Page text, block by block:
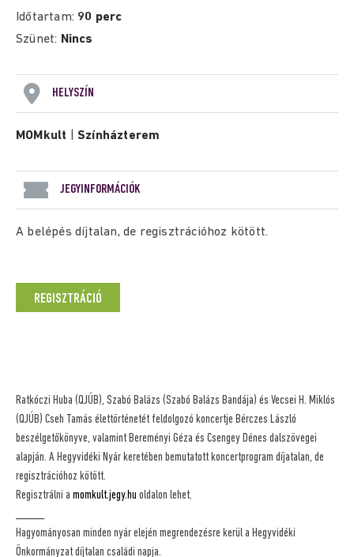
Időtartam: 90 perc
Szünet: Nincs
HELYSZÍN
MOMkult |Színházterem
JEGYINFORMÁCIÓK
A belépés díjtalan, de regisztrációhoz kötött.
REGISZTRÁCIÓ
Ratkóczi Huba (QJÚB), Szabó Balázs (Szabó Balázs Bandája) és Vecsei H. Miklós
(QJÚB) Cseh Tamás élettörténetét feldolgozó koncertje Bérczes László
beszélgetőkönyve, valamint Bereményi Géza és Csengey Dénes dalszövegei
alapján. A Hegyvidéki Nyár keretében bemutatott koncertprogram díjatalan, de
regisztrációhoz kötött.
Regisztrálni a momkult.jegy.hu oldalon lehet.
Hagyományosan minden nyár elején megrendezésre kerül a Hegyvidéki
Önkormányzat díjtalan családi napja.